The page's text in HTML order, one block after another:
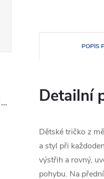
Dámské rifle LEE L301FRFH MARION STRAIGHT RINSE
POPIS
Detailní
Dětské tričko z
a styl při
výstřih a rovný,
pohybu. Na